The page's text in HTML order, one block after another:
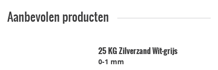
Aanbevolen producten
25 KG Zilverzand Wit-grijs
0-1 mm